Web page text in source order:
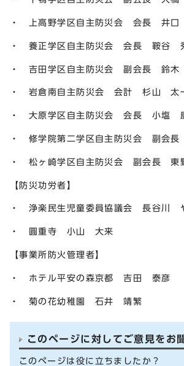
・ 上高野学区自主防災会 会長 井
・ 養正学区自主防災会 会長 鞍谷
・ 吉田学区自主防災会 副会長 鈴
・ 岩倉南自主防災会 会計 杉山 太
・ 大原学区自主防災会 会長 小塩
・ 修学院第二学区自主防災会 副会
・ 松ヶ崎学区自主防災会 副会長
【防災功労者】
・ 浄楽民生児童委員協議会 長谷川
・ 圓重寺 小山 大来
【事業所防火管理者】
・ ホテル平安の森京都 吉田 泰彦
・ 菊の花幼稚園 石井 靖繁
このページに対してご意見をお
このページは役に立ちましたか？